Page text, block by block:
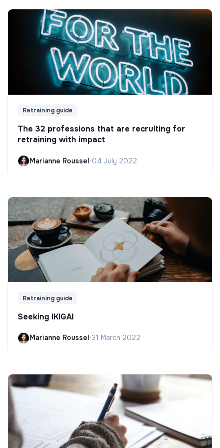
Retraining guide
The 32 professions that are recruiting for
retraining with impact
Marianne Roussel•04 July 2022
Retraining guide
Seeking IKIGAI
Marianne Roussel•31 March 2022